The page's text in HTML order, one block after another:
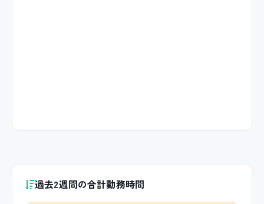
過去2週間の合計勤務時間